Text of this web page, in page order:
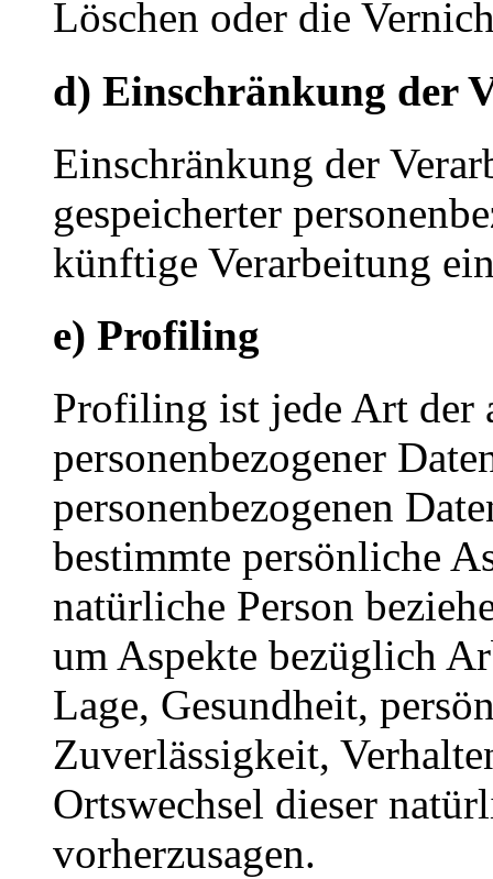
Löschen oder die
d) Einschränkung der
Einschränkung der
gespeicherter
künftige Verarbeitung
e) Profiling
Profiling ist jede Art der
personenbezogener
personenbezogenen
bestimmte persönliche
natürliche Person
um Aspekte bezüglich
Lage, Gesundheit,
Zuverlässigkeit,
Ortswechsel dieser
vorherzusagen.